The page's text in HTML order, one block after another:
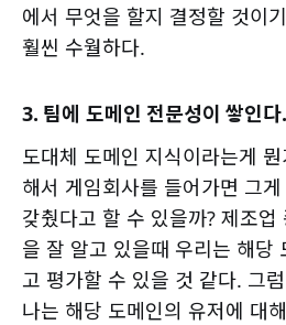
에서 무엇을 할지 결정할 것이
훨씬 수월하다.
3. 팀에 도메인 전문성이 쌓인다.
도대체 도메인 지식이라는게
해서 게임회사를 들어가면 그
갖췄다고 할 수 있을까? 제조
을 잘 알고 있을때 우리는 해당
고 평가할 수 있을 것 같다. 그
나는 해당 도메인의 유저에 대